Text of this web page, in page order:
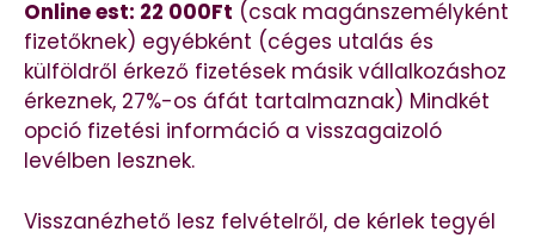
Online est: 22 000Ft (csak magánszemélyként
fizetőknek) egyébként (céges utalás és
külföldről érkező fizetések másik vállalkozáshoz
érkeznek, 27%-os áfát tartalmaznak) Mindkét
opció fizetési információ a visszagaizoló
levélben lesznek.
Visszanézhető lesz felvételről, de kérlek tegyél